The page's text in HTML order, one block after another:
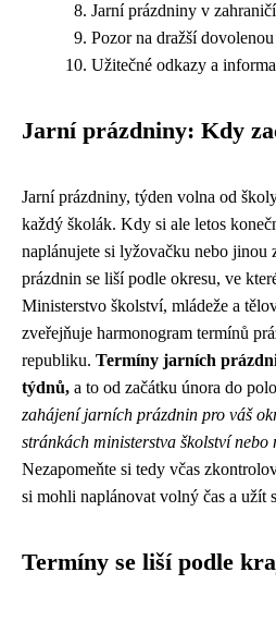
Jarní prázdniny v zahraničí
Pozor na dražší dovolenou
Užitečné odkazy a
Jarní prázdniny: Kdy
Jarní prázdniny, týden volna od
každý školák. Kdy si ale letos
naplánujete si lyžovačku nebo jinou
prázdnin se liší podle okresu, ve
Ministerstvo školství, mládeže a
zveřejňuje harmonogram termínů
republiku. Termíny jarních
týdnů, a to od začátku února do
zahájení jarních prázdnin pro váš
stránkách ministerstva školství nebo
Nezapomeňte si tedy včas
si mohli naplánovat volný čas a užít
Termíny se liší podle